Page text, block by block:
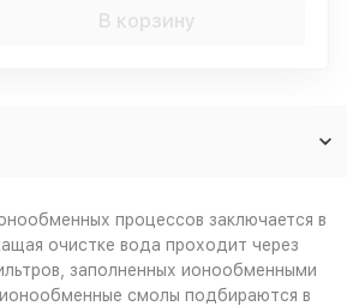
В корзину
процессов заключается в
очистке вода проходит через
заполненных ионообменными
смолы подбираются в